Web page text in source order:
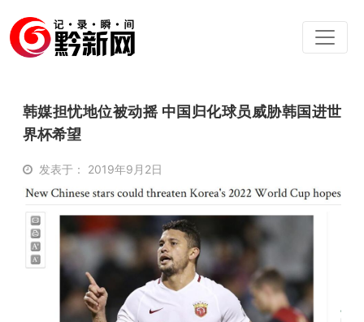
韩媒担忧地位被动摇 中国归化球员威胁韩国进世
界杯希望
发表于： 2019年9月2日